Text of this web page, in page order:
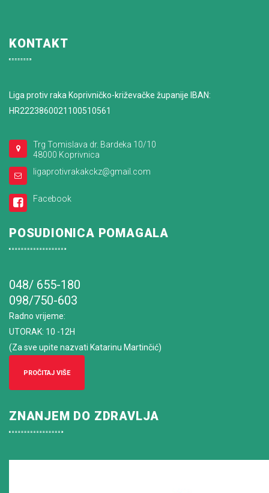
KONTAKT
Liga protiv raka Koprivničko-križevačke županije IBAN:
HR2223860021100510561
Trg Tomislava dr. Bardeka 10/10
48000 Koprivnica
ligaprotivrakakckz@gmail.com
Facebook
POSUDIONICA POMAGALA
048/ 655-180
098/750-603
Radno vrijeme:
UTORAK: 10 -12H
(Za sve upite nazvati Katarinu Martinčić)
PROČITAJ VIŠE
ZNANJEM DO ZDRAVLJA